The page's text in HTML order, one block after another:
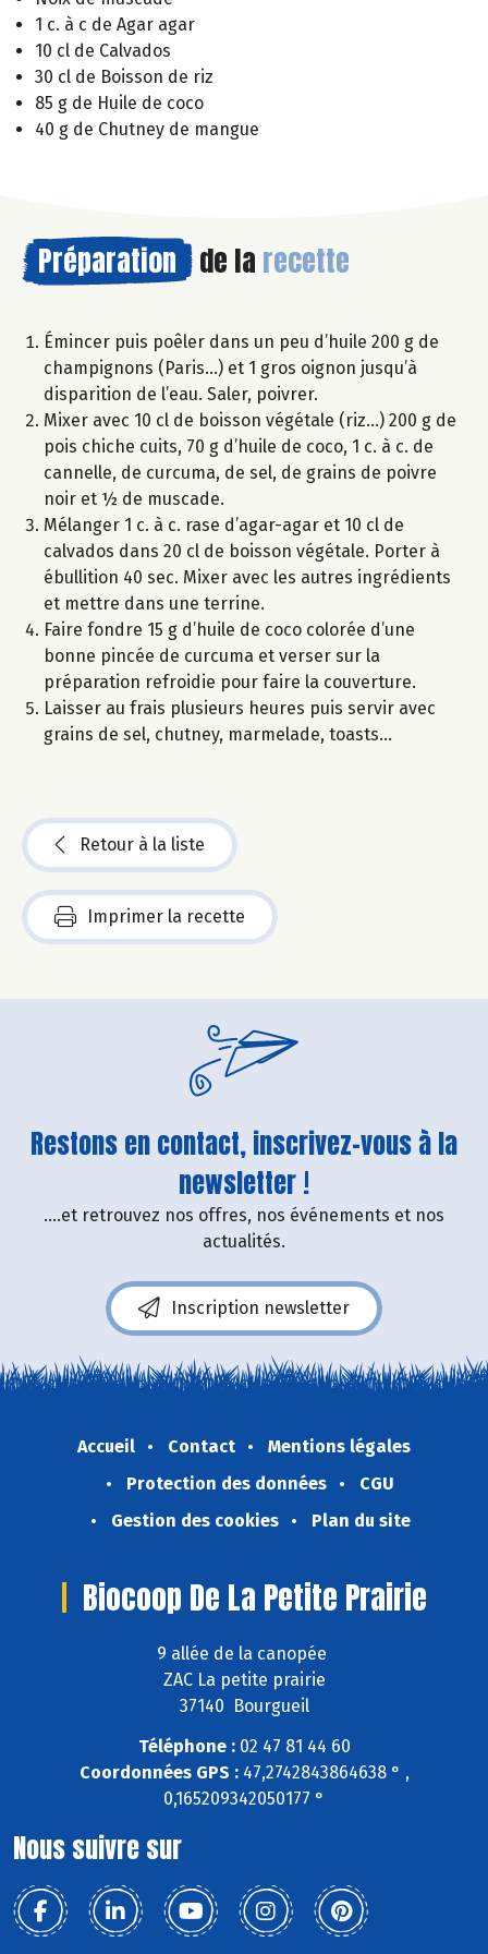
1 c. à c de Agar agar
10 cl de Calvados
30 cl de Boisson de riz
85 g de Huile de coco
40 g de Chutney de mangue
Préparation de la recette
Émincer puis poêler dans un peu d’huile 200 g de
champignons (Paris…) et 1 gros oignon jusqu’à
disparition de l’eau. Saler, poivrer.
Mixer avec 10 cl de boisson végétale (riz…) 200 g de
pois chiche cuits, 70 g d’huile de coco, 1 c. à c. de
cannelle, de curcuma, de sel, de grains de poivre
noir et ½ de muscade.
Mélanger 1 c. à c. rase d’agar-agar et 10 cl de
calvados dans 20 cl de boisson végétale. Porter à
ébullition 40 sec. Mixer avec les autres ingrédients
et mettre dans une terrine.
Faire fondre 15 g d’huile de coco colorée d’une
bonne pincée de curcuma et verser sur la
préparation refroidie pour faire la couverture.
Laisser au frais plusieurs heures puis servir avec
grains de sel, chutney, marmelade, toasts...
Retour à la liste
Imprimer la recette
Restons en contact, inscrivez-vous à la
newsletter !
....et retrouvez nos offres, nos événements et nos
actualités.
Inscription newsletter
Accueil Contact
Mentions légales
Protection des données
CGU
Gestion des cookies
Plan du site
Biocoop De La Petite Prairie
9 allée de la canopée
ZAC La petite prairie
37140 Bourgueil
Téléphone :02 47 81 44 60
Coordonnées GPS :47,2742843864638 ° ,
0,165209342050177 °
Nous suivre sur